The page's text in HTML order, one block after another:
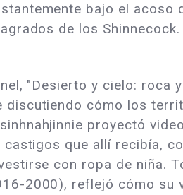
bajo el acoso
de los Shinnecock.
"Desierto y cielo: roca y
discutiendo cómo los
proyectó
que allí recibía,
con ropa de niña.
2000), reflejó cómo su